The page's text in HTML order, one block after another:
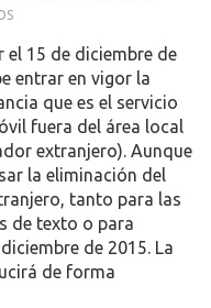
EN
LO
QUE
CUESTA
EL
ROAMING:
CONSEJOS
PARA
UTILIZAR
EL
MÓVIL
el 15 de diciembre de
entrar en vigor la
que es el servicio
fuera del área local
extranjero). Aunque
la eliminación del
tanto para las
de texto o para
de 2015. La
de forma